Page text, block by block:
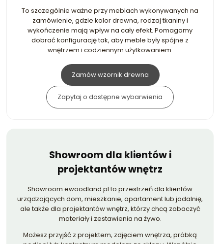
To szczególnie ważne przy meblach wykonywanych na
zamówienie, gdzie kolor drewna, rodzaj tkaniny i
wykończenie mają wpływ na cały efekt. Pomagamy
dobrać konfigurację tak, aby meble były spójne z
wnętrzem i codziennym użytkowaniem.
Zamów wzornik drewna
Zapytaj o dostępne wybarwienia
Showroom dla klientów i
projektantów wnętrz
Showroom ewoodland.pl to przestrzeń dla klientów
urządzających dom, mieszkanie, apartament lub jadalnię,
ale także dla projektantów wnętrz, którzy chcą zobaczyć
materiały i zestawienia na żywo.
Możesz przyjść z projektem, zdjęciem wnętrza, próbką